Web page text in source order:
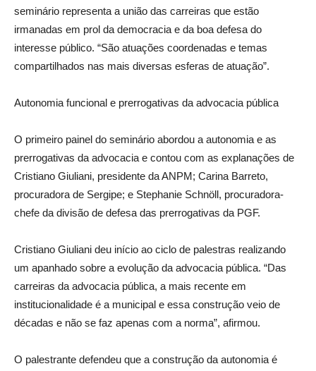
seminário representa a união das carreiras que estão
irmanadas em prol da democracia e da boa defesa do
interesse público. “São atuações coordenadas e temas
compartilhados nas mais diversas esferas de atuação”.
Autonomia funcional e prerrogativas da advocacia pública
O primeiro painel do seminário abordou a autonomia e as
prerrogativas da advocacia e contou com as explanações de
Cristiano Giuliani, presidente da ANPM; Carina Barreto,
procuradora de Sergipe; e Stephanie Schnöll, procuradora-
chefe da divisão de defesa das prerrogativas da PGF.
Cristiano Giuliani deu início ao ciclo de palestras realizando
um apanhado sobre a evolução da advocacia pública. “Das
carreiras da advocacia pública, a mais recente em
institucionalidade é a municipal e essa construção veio de
décadas e não se faz apenas com a norma”, afirmou.
O palestrante defendeu que a construção da autonomia é